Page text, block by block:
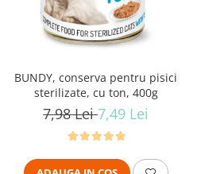
BUNDY, conserva pentru pisici
sterilizate, cu ton, 400g
7,98 Lei7,49 Lei